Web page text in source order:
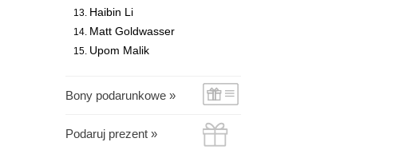
Haibin Li
Matt Goldwasser
Upom Malik
Bony podarunkowe »
Podaruj prezent »